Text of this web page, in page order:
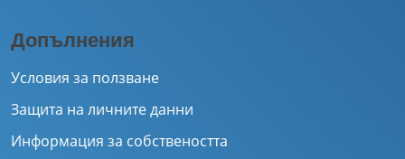
Допълнения
Условия за ползване
Защита на личните данни
Информация за собствеността